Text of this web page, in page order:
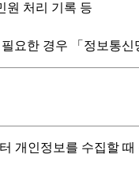
원 처리 기록 등
요한 경우 「정보통
개인정보를 수집할